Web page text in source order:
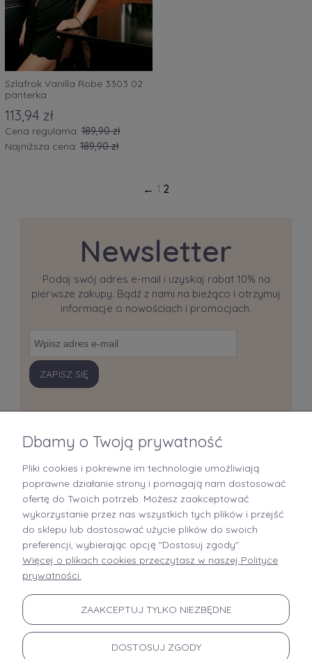
Szlafrok Vanilla Robe 3303 02
panterka
113,94 zł
Cena regularna: 189,90 zł
Najniższa cena: 189,90 zł
1 2
Newsletter
Podaj swój adres e-mail i uzyskaj rabat 10% na
pierwsze zakupy. Bądź z nami na bieżąco i otrzymuj
informacje o nowościach i promocjach.
ZAPISZ SIĘ
+48 519 712 949
kontakt@brastory.pl
(od poniedziałku do piątku, w godzinach 9:00-15:00 oraz w soboty od 9:00-13:00)
PŁATNOŚCI I DOSTAWA
Dbamy o Twoją prywatność
Pliki cookies i pokrewne im technologie umożliwiają
poprawne działanie strony i pomagają nam dostosować
ofertę do Twoich potrzeb. Możesz zaakceptować
wykorzystanie przez nas wszystkich tych plików i przejść
do sklepu lub dostosować użycie plików do swoich
preferencji, wybierając opcję "Dostosuj zgody".
Więcej o plikach cookies przeczytasz w naszej Polityce
prywatności.
ZAAKCEPTUJ TYLKO NIEZBĘDNE
DOSTOSUJ ZGODY